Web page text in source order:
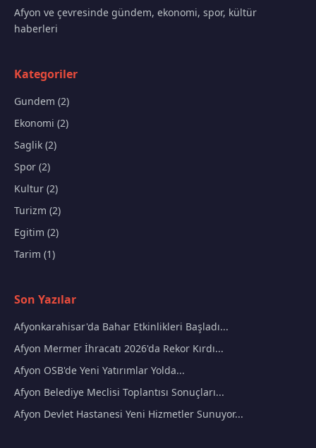
Afyon ve çevresinde gündem, ekonomi, spor, kültür
haberleri
Kategoriler
Gundem (2)
Ekonomi (2)
Saglik (2)
Spor (2)
Kultur (2)
Turizm (2)
Egitim (2)
Tarim (1)
Son Yazılar
Afyonkarahisar'da Bahar Etkinlikleri Başladı...
Afyon Mermer İhracatı 2026'da Rekor Kırdı...
Afyon OSB'de Yeni Yatırımlar Yolda...
Afyon Belediye Meclisi Toplantısı Sonuçları...
Afyon Devlet Hastanesi Yeni Hizmetler Sunuyor...